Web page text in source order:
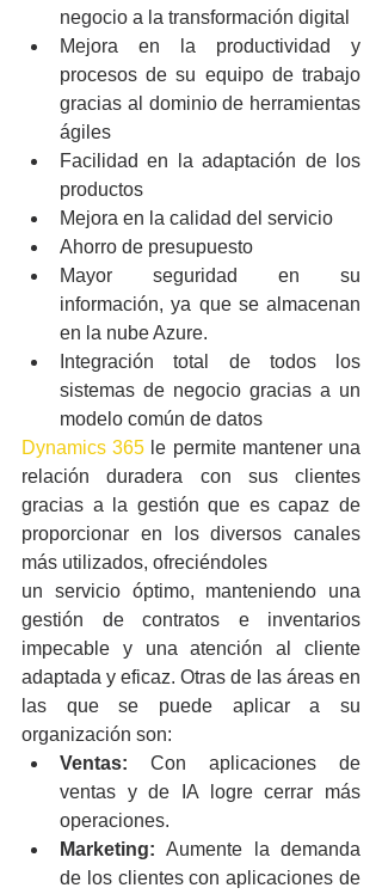
negocio a la transformación digital
Mejora en la productividad y
procesos de su equipo de trabajo
gracias al dominio de herramientas
ágiles
Facilidad en la adaptación de los
productos
Mejora en la calidad del servicio
Ahorro de presupuesto
Mayor seguridad en su
información, ya que se almacenan
en la nube Azure.
Integración total de todos los
sistemas de negocio gracias a un
modelo común de datos
Dynamics 365 le permite mantener una
relación duradera con sus clientes
gracias a la gestión que es capaz de
proporcionar en los diversos canales
más utilizados, ofreciéndoles
un servicio óptimo, manteniendo una
gestión de contratos e inventarios
impecable y una atención al cliente
adaptada y eficaz. Otras de las áreas en
las que se puede aplicar a su
organización son:
Ventas: Con aplicaciones de
ventas y de IA logre cerrar más
operaciones.
Marketing: Aumente la demanda
de los clientes con aplicaciones de